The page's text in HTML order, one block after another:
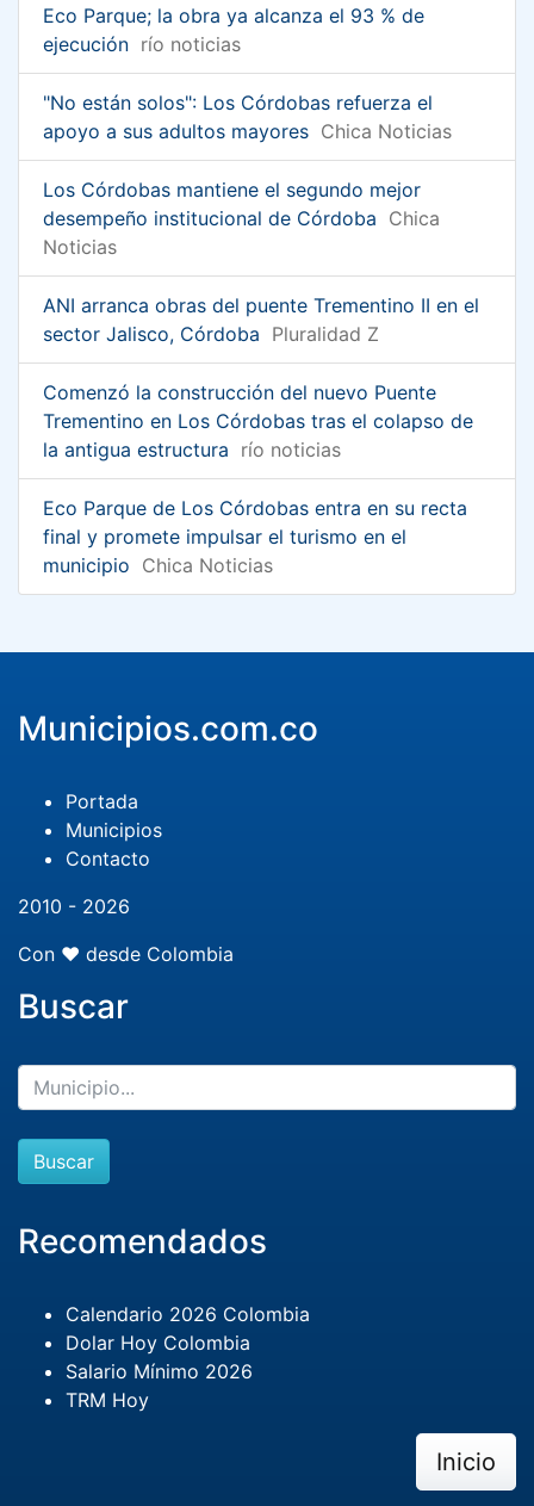
Eco Parque; la obra ya alcanza el 93 % de
ejecución río noticias
"No están solos": Los Córdobas refuerza el
apoyo a sus adultos mayores Chica Noticias
Los Córdobas mantiene el segundo mejor
desempeño institucional de Córdoba Chica
Noticias
ANI arranca obras del puente Trementino II en el
sector Jalisco, Córdoba Pluralidad Z
Comenzó la construcción del nuevo Puente
Trementino en Los Córdobas tras el colapso de
la antigua estructura río noticias
Eco Parque de Los Córdobas entra en su recta
final y promete impulsar el turismo en el
municipio Chica Noticias
Municipios.com.co
Portada
Municipios
Contacto
2010 - 2026
Con ❤️ desde Colombia
Buscar
Buscar
Recomendados
Calendario 2026 Colombia
Dolar Hoy Colombia
Salario Mínimo 2026
TRM Hoy
Inicio